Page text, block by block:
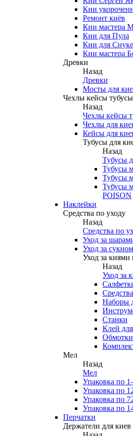
Кии
Ремонт киёв
Кии мастера
Кии для Пула
Кии для
Кии мастера
Древки
Назад
Древки
Мосты для
Чехлы кейсы тубусы
Назад
Чехлы кейсы
Чехлы для
Кейсы для
Тубусы для
Назад
Тубусы
Тубусы
Тубусы
Тубусы
POISON
Наклейки
Средства по уходу
Назад
Средства по
Уход за
Уход за сукном
Уход за киями
Назад
Уход за
Средства
Наборы
Станки
Клей
Обмотки
Мел
Назад
Мел
Упаковка по
Упаковка по
Упаковка по
Упаковка по
Перчатки
Держатели для киев